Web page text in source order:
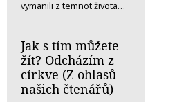
vymanili z temnot života…
Jak s tím můžete
žít? Odcházím z
církve (Z ohlasů
našich čtenářů)